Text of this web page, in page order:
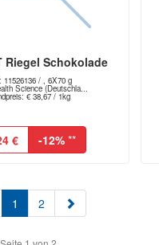
Riegel Schokolade
11526136 / , 6X70 g
Science (Deutschla...
€ 38,67 / 1kg
€ -12%**
1 (aktuell)
2